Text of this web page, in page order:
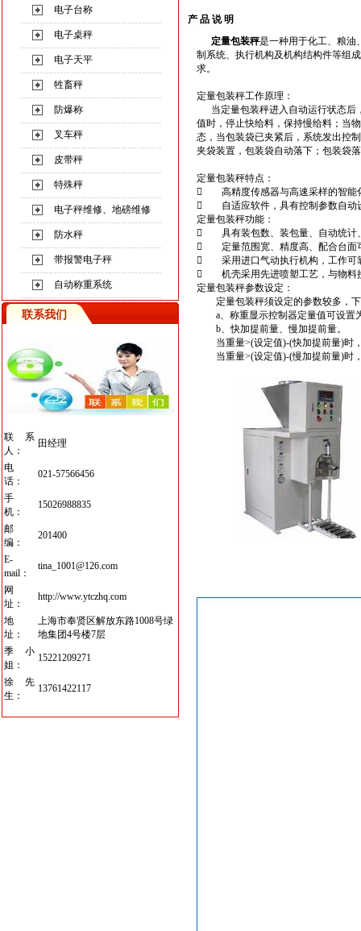
电子台称
电子桌秤
电子天平
牲畜秤
防爆称
叉车秤
皮带秤
特殊秤
电子秤维修、地磅维修
防水秤
带报警电子秤
自动称重系统
联系我们
联系
人：
田经理
电
话：
021-57566456
手
机：
15026988835
邮
编：
201400
E-
mail：
tina_1001@126.com
网
址：
http://www.ytczhq.com
地
址：
上海市奉贤区解放东路1008号绿
地集团4号楼7层
季小
姐：
15221209271
徐先
生：
13761422117
产 品 说 明
定量包装秤是一种用于化工、粮油
制系统、执行机构及机构结构件等组
求。
定量包装秤工作原理：
当定量包装秤进入自动运行状态后
值时，停止快给料，保持慢给料；当
态，当包装袋已夹紧后，系统发出控
夹袋装置，包装袋自动落下；包装袋
定量包装秤特点：
 高精度传感器与高速采样的智能
 自适应软件，具有控制参数自动
定量包装秤功能：
 具有装包数、装包量、自动统计
 定量范围宽、精度高、配合台面
 采用进口气动执行机构，工作可
 机壳采用先进喷塑工艺，与物料
定量包装秤参数设定：
定量包装秤须设定的参数较多，下
a、称重显示控制器定量值可设置
b、快加提前量、慢加提前量。
当重量>(设定值)-(快加提前量)时
当重量>(设定值)-(慢加提前量)时